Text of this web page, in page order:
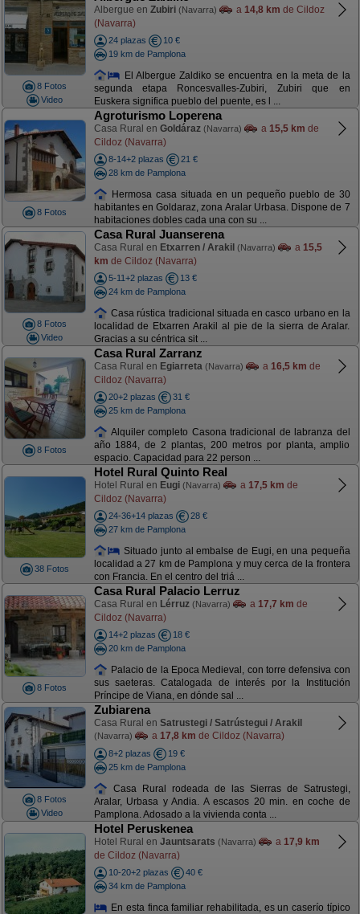
8 Fotos
Video
Albergue en Zubiri (Navarra) a 14,8 km de Cildoz
(Navarra)
24 plazas
10 €
19 km de Pamplona
El Albergue Zaldiko se encuentra en la meta de la
segunda etapa Roncesvalles-Zubiri, Zubiri que en
Euskera significa pueblo del puente, es l ...
8 Fotos
Agroturismo Loperena
Casa Rural en Goldáraz (Navarra) a 15,5 km de
Cildoz (Navarra)
8-14+2 plazas
21 €
28 km de Pamplona
Hermosa casa situada en un pequeño pueblo de 30
habitantes en Goldaraz, zona Aralar Urbasa. Dispone de 7
habitaciones dobles cada una con su ...
8 Fotos
Video
Casa Rural Juanserena
Casa Rural en Etxarren / Arakil (Navarra) a 15,5
km de Cildoz (Navarra)
5-11+2 plazas
13 €
24 km de Pamplona
Casa rústica tradicional situada en casco urbano en la
localidad de Etxarren Arakil al pie de la sierra de Aralar.
Gracias a su céntrica sit ...
8 Fotos
Casa Rural Zarranz
Casa Rural en Egiarreta (Navarra) a 16,5 km de
Cildoz (Navarra)
20+2 plazas
31 €
25 km de Pamplona
Alquiler completo Casona tradicional de labranza del
año 1884, de 2 plantas, 200 metros por planta, amplio
espacio. Capacidad para 22 person ...
38 Fotos
Hotel Rural Quinto Real
Hotel Rural en Eugi (Navarra) a 17,5 km de
Cildoz (Navarra)
24-36+14 plazas
28 €
27 km de Pamplona
Situado junto al embalse de Eugi, en una pequeña
localidad a 27 km de Pamplona y muy cerca de la frontera
con Francia. En el centro del triá ...
8 Fotos
Casa Rural Palacio Lerruz
Casa Rural en Lérruz (Navarra) a 17,7 km de
Cildoz (Navarra)
14+2 plazas
18 €
20 km de Pamplona
Palacio de la Epoca Medieval, con torre defensiva con
sus saeteras. Catalogada de interés por la Institución
Príncipe de Viana, en dónde sal ...
8 Fotos
Video
Zubiarena
Casa Rural en Satrustegi / Satrústegui / Arakil
(Navarra) a 17,8 km de Cildoz (Navarra)
8+2 plazas
19 €
25 km de Pamplona
Casa Rural rodeada de las Sierras de Satrustegi,
Aralar, Urbasa y Andia. A escasos 20 min. en coche de
Pamplona. Adosado a la vivienda conta ...
Hotel Peruskenea
Hotel Rural en Jauntsarats (Navarra) a 17,9 km
de Cildoz (Navarra)
10-20+2 plazas
40 €
34 km de Pamplona
En esta finca familiar rehabilitada, es un caserío típico